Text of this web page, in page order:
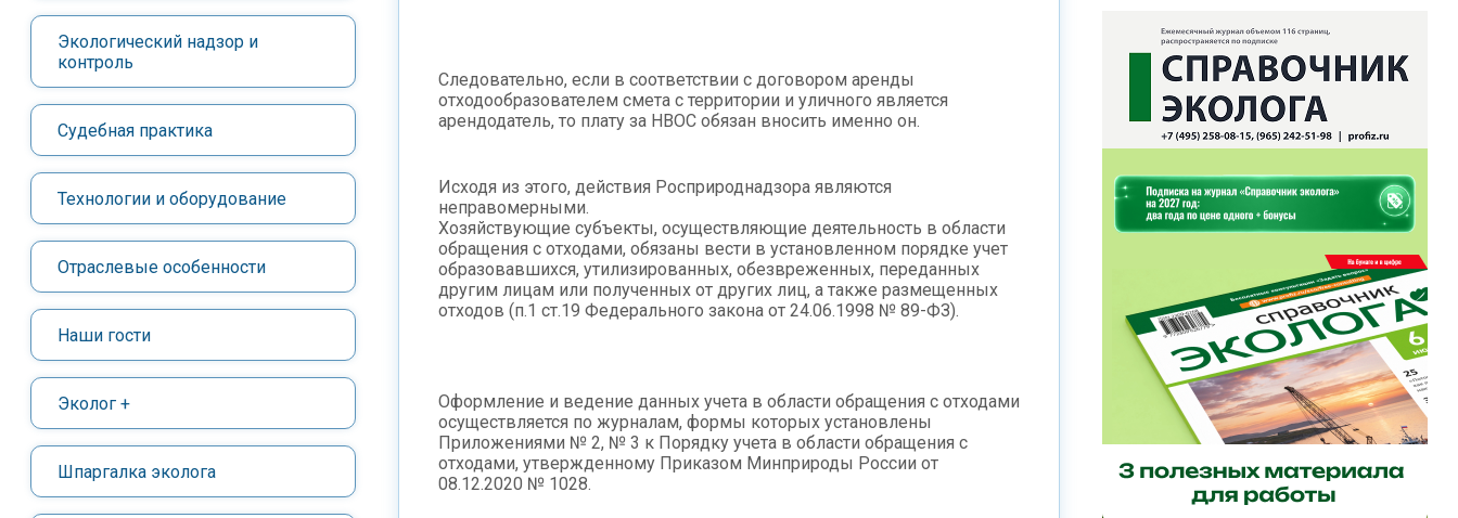
Экологический надзор и
контроль
Судебная практика
Технологии и оборудование
Отраслевые особенности
Наши гости
Эколог +
Шпаргалка эколога
Следовательно, если в соответствии с договором аренды
отходообразователем смета с территории и уличного является
арендодатель, то плату за НВОС обязан вносить именно он.
Исходя из этого, действия Росприроднадзора являются
неправомерными.
Хозяйствующие субъекты, осуществляющие деятельность в области
обращения с отходами, обязаны вести в установленном порядке учет
образовавшихся, утилизированных, обезвреженных, переданных
другим лицам или полученных от других лиц, а также размещенных
отходов (п.1 ст.19 Федерального закона от 24.06.1998 № 89-ФЗ).
Оформление и ведение данных учета в области обращения с отходами
осуществляется по журналам, формы которых установлены
Приложениями № 2, № 3 к Порядку учета в области обращения с
отходами, утвержденному Приказом Минприроды России от
08.12.2020 № 1028.